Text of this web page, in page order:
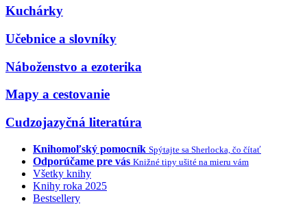
Kuchárky
Učebnice a slovníky
Náboženstvo a ezoterika
Mapy a cestovanie
Cudzojazyčná literatúra
Knihomoľský pomocník Spýtajte sa Sherlocka, čo čítať
Odporúčame pre vás Knižné tipy ušité na mieru vám
Všetky knihy
Knihy roka 2025
Bestsellery